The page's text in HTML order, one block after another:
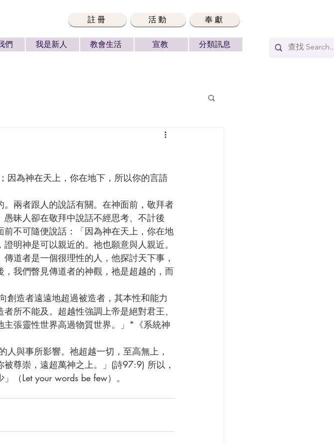
註冊 活動 奉獻
們 我是新人 教會生活 宣教 分類訊息
昧人卻在敬拜中說話不經思考、不計後
不可隨便說話：「因為神在天上，你在地
明神是可以親近的。祂也願意與人親近。
道者是一個很理性的人，他探討天下事，
我們瞥見傳道者的神觀，祂是超越的，而
所不能及。超越性強調上帝是絕對君王、
張靈性世界高過物質世界。」*《系統神
尊崇，遠超萬神之上。」(詩97:9) 所以，
（Let your words be few）。